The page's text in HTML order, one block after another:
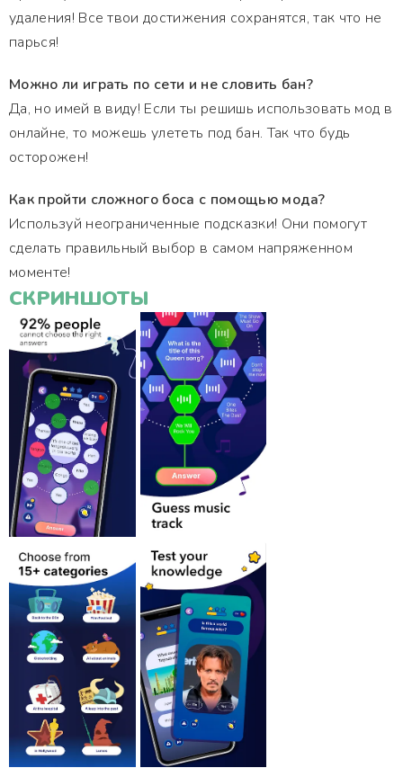
удаления! Все твои достижения сохранятся, так что не
парься!
Можно ли играть по сети и не словить бан?
Да, но имей в виду! Если ты решишь использовать мод в
онлайне, то можешь улететь под бан. Так что будь
осторожен!
Как пройти сложного боса с помощью мода?
Используй неограниченные подсказки! Они помогут
сделать правильный выбор в самом напряженном
моменте!
СКРИНШОТЫ